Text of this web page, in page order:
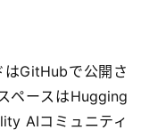
GitHubで公開さ
ペースはHugging
AIコミュニティ